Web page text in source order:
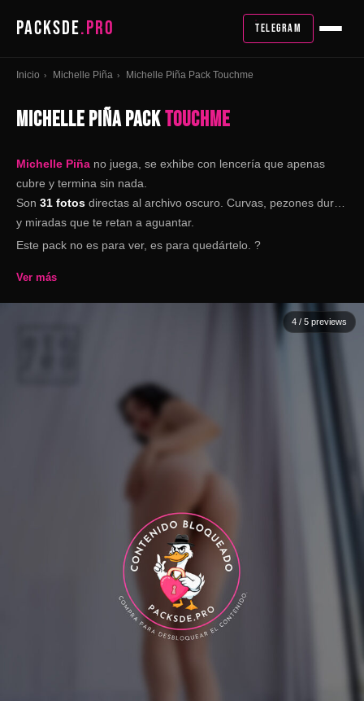
PACKSDE.PRO TELEGRAM
Inicio › Michelle Piña › Michelle Piña Pack Touchme
MICHELLE PIÑA PACKTOUCHME
Michelle Piña no juega, se exhibe con lencería que apenas
cubre y termina sin nada.
Son 31 fotos directas al archivo oscuro. Curvas, pezones duros
y miradas que te retan a aguantar.
Este pack no es para ver, es para quedártelo. ?
Ver más
4 / 5 previews